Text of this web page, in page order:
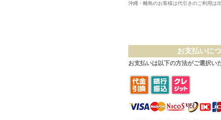
沖縄・離島のお客様は代引きのご利用は
お支払いに
お支払いは以下の方法がご選択い